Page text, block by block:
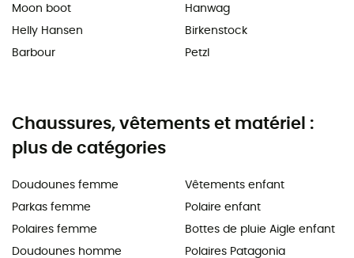
Moon boot
Helly Hansen
Barbour
Hanwag
Birkenstock
Petzl
Chaussures, vêtements et matériel :
plus de catégories
Doudounes femme
Parkas femme
Polaires femme
Doudounes homme
Vêtements enfant
Polaire enfant
Bottes de pluie Aigle enfant
Polaires Patagonia